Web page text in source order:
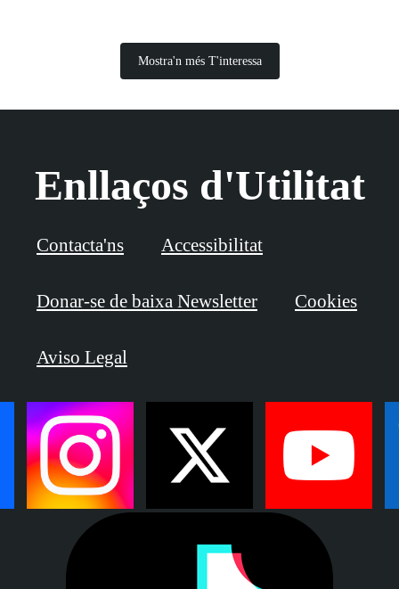
Mostra'n més T'interessa
Enllaços d'Utilitat
Contacta'ns Accessibilitat
Donar-se de baixa Newsletter Cookies
Aviso Legal